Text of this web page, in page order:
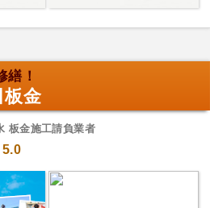
繕！
板金
板金施工請負業者
5.0